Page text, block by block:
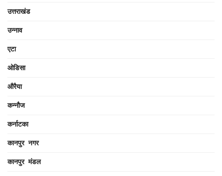
उत्तराखंड
उन्नाव
एटा
ओडिसा
औरैया
कन्नौज
कर्नाटका
कानपुर नगर
कानपुर मंडल